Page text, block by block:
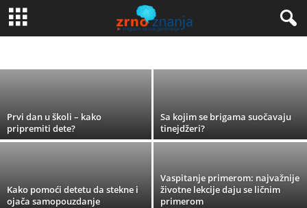
10 razloga zašto je obrazovanje važno
Prvi dan u školi – kako
pripremiti dete?
Sa kojim se brigama suočavaju
tinejdžeri?
Kako pomoći detetu da stekne i
ojača samopouzdanje
Vaspitanje primerom: najvažnije
životne lekcije daju se ličnim
primerom